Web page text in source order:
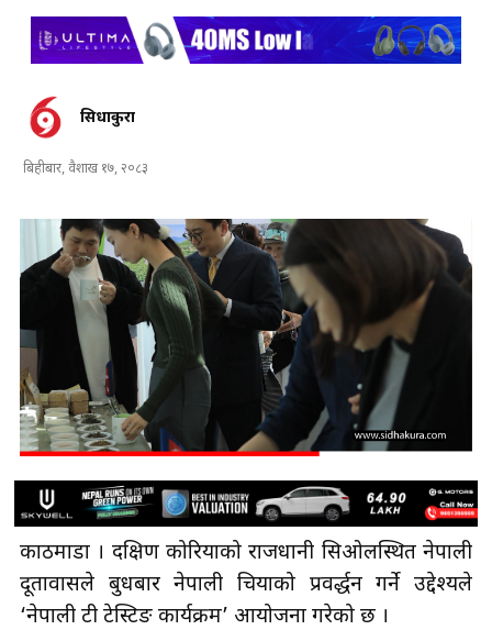
सिधाकुरा
बिहीबार, वैशाख १७, २०८३
काठमाडौँ । दक्षिण कोरियाको राजधानी सिओलस्थित नेपाली
दूतावासले बुधबार नेपाली चियाको प्रवर्द्धन गर्ने उद्देश्यले
‘नेपाली टी टेस्टिङ कार्यक्रम’ आयोजना गरेको छ ।